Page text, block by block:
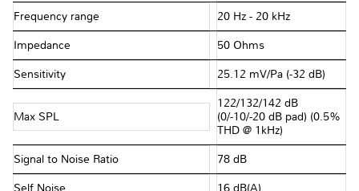
Frequency range 20 Hz - 20 kHz
Impedance 50 Ohms
Sensitivity 25.12 mV/Pa (-32 dB)
Max SPL
122/132/142 dB
(0/-10/-20 dB pad) (0.5%
THD @ 1kHz)
Signal to Noise Ratio 78 dB